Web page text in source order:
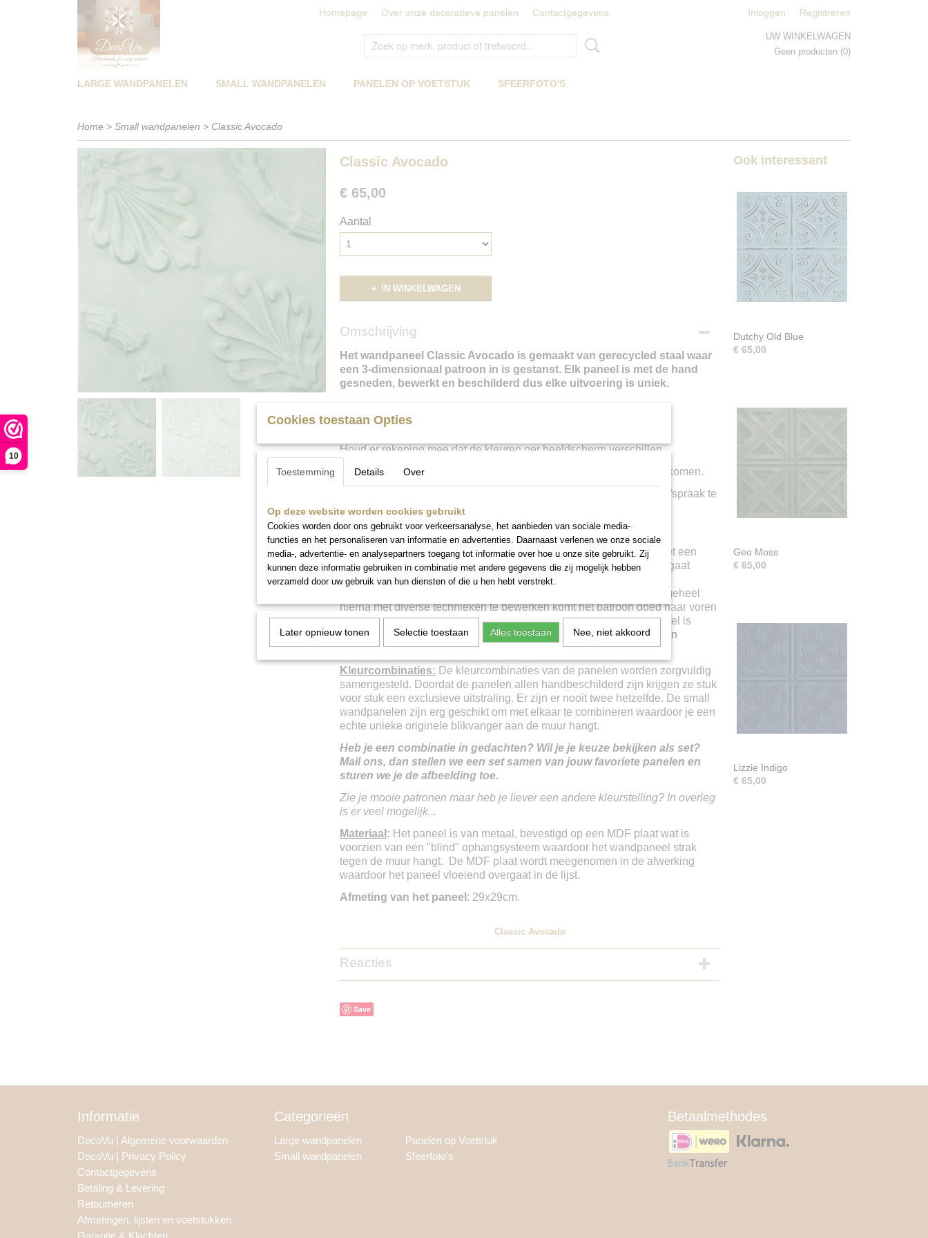
10
Homepage Over onze decoratieve panelen Contactgegevens Inloggen Registreren
UW WINKELWAGEN
Geen producten (0)
LARGE WANDPANELEN SMALL WANDPANELEN PANELEN OP VOETSTUK SFEERFOTO'S
Home > Small wandpanelen > Classic Avocado
Classic Avocado
€ 65,00
Aantal
IN WINKELWAGEN
Omschrijving
Het wandpaneel Classic Avocado is gemaakt van gerecycled staal waar
een 3-dimensionaal patroon in is gestanst. Elk paneel is met de hand
gesneden, bewerkt en beschilderd dus elke uitvoering is uniek.
Kleur: Warm groen
Houd er rekening mee dat de kleuren per beeldscherm verschillen.
Liever een set in het “echt” samenstellen? U kunt
langskomen.
Neem even contact met ons op voor meer informatie en/of om een afspraak te
maken.
Bewerking en beschildering:Het metalen paneel is behandeld met een
roestwerende primer waardoor de verf mooi blijft en het paneel niet gaat
roesten. Vervolgens worden er diverse lagen verf aangebracht in
verschillende tinten. Alle soorten verf zijn watergedragen. Door het geheel
hierna met diverse technieken te bewerken komt het patroon goed naar voren
en ontstaat er een robuust maar ook sierlijk wandpaneel. Ieder paneel is
handgemaakt waardoor elk exemplaar uniek is. U haalt dus altijd een
originele blikvanger in huis.
Kleurcombinaties: De kleurcombinaties van de panelen worden zorgvuldig
samengesteld. Doordat de panelen allen handbeschilderd zijn krijgen ze stuk
voor stuk een exclusieve uitstraling. Er zijn er nooit twee hetzelfde. De small
wandpanelen zijn erg geschikt om met elkaar te combineren waardoor je een
echte unieke originele blikvanger aan de muur hangt.
Heb je een combinatie in gedachten? Wil je je keuze bekijken als set?
Mail ons, dan stellen we een set samen van jouw favoriete panelen en
sturen we je de afbeelding toe.
Zie je mooie patronen maar heb je liever een andere kleurstelling? In overleg
is er veel mogelijk...
Materiaal : Het paneel is van metaal, bevestigd op een MDF plaat wat is
voorzien van een "blind" ophangsysteem waardoor het wandpaneel strak
tegen de muur hangt. De MDF plaat wordt meegenomen in de afwerking
waardoor het paneel vloeiend overgaat in de lijst.
Afmeting van het paneel : 29x29cm.
Classic Avocado
Reacties
Save
Ook interessant
Dutchy Old Blue
€ 65,00
Geo Moss
€ 65,00
Lizzie Indigo
€ 65,00
Informatie
DecoVu | Algemene voorwaarden
DecoVu | Privacy Policy
Contactgegevens
Betaling & Levering
Retourneren
Afmetingen, lijsten en voetstukken
Garantie & Klachten
Categorieën
Large wandpanelen
Small wandpanelen
Panelen op Voetstuk
Sfeerfoto's
Betaalmethodes
Cookies toestaan Opties
Toestemming Details Over
Op deze website worden cookies gebruikt
Cookies worden door ons gebruikt voor verkeersanalyse, het aanbieden van sociale media-
functies en het personaliseren van informatie en advertenties. Daarnaast verlenen we onze sociale
media-, advertentie- en analysepartners toegang tot informatie over hoe u onze site gebruikt. Zij
kunnen deze informatie gebruiken in combinatie met andere gegevens die zij mogelijk hebben
verzameld door uw gebruik van hun diensten of die u hen hebt verstrekt.
Later opnieuw tonen Selectie toestaan Alles toestaan Nee, niet akkoord